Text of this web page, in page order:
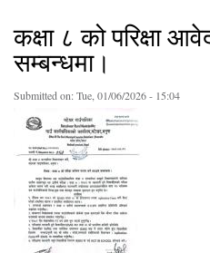
कक्षा ८ को परिक्षा
सम्बन्धमा।
Submitted on:Tue, 01/06/2026 - 15:04